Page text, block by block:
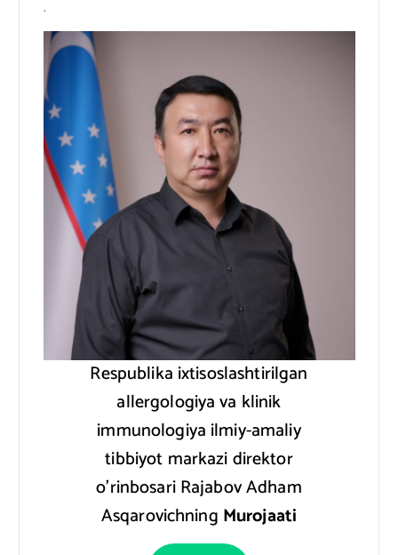
.
Respublika ixtisoslashtirilgan
allergologiya va klinik
immunologiya ilmiy-amaliy
tibbiyot markazi direktor
o’rinbosari Rajabov Adham
Asqarovichning Murojaati